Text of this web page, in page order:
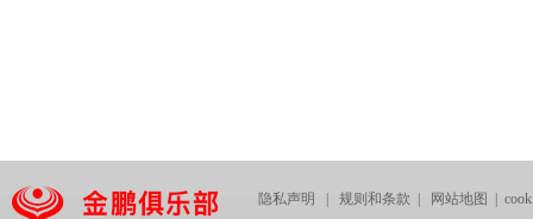
隐私声明 规则和条款 网站地图